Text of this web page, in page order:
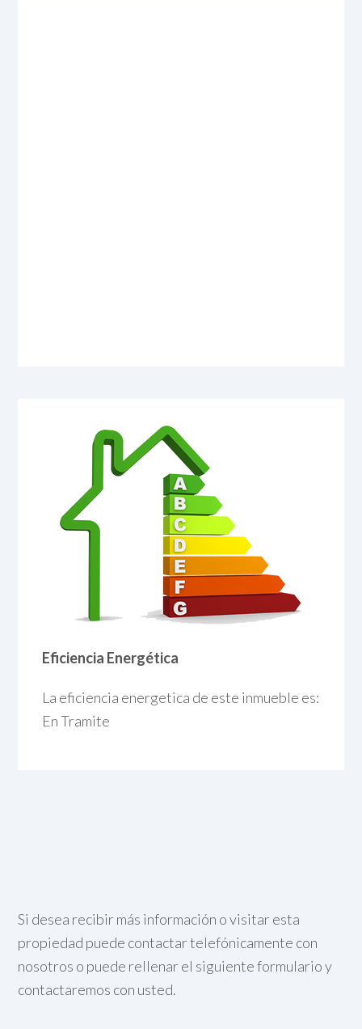
Eficiencia Energética
La eficiencia energetica de este inmueble es:
En Tramite
Si desea recibir más información o visitar esta
propiedad puede contactar telefónicamente con
nosotros o puede rellenar el siguiente formulario y
contactaremos con usted.